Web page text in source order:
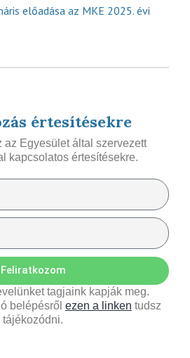
előadása az MKE 2025. évi
értesítésekre
az Egyesület által szervezett
kapcsolatos értesítésekre.
Feliratkozom
tagjaink kapják meg.
belépésről ezen a linken tudsz
tájékozódni.